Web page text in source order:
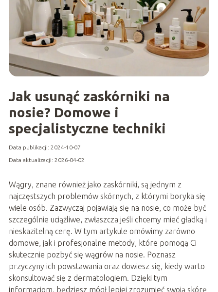
Jak usunąć zaskórniki na
nosie? Domowe i
specjalistyczne techniki
Data publikacji: 2024-10-07
Data aktualizacji: 2026-04-02
Wągry, znane również jako zaskórniki, są jednym z
najczęstszych problemów skórnych, z którymi boryka się
wiele osób. Zazwyczaj pojawiają się na nosie, co może być
szczególnie uciążliwe, zwłaszcza jeśli chcemy mieć gładką i
nieskazitelną cerę. W tym artykule omówimy zarówno
domowe, jak i profesjonalne metody, które pomogą Ci
skutecznie pozbyć się wągrów na nosie. Poznasz
przyczyny ich powstawania oraz dowiesz się, kiedy warto
skonsultować się z dermatologiem. Dzięki tym
informacjom, będziesz mógł lepiej zrozumieć swoją skórę